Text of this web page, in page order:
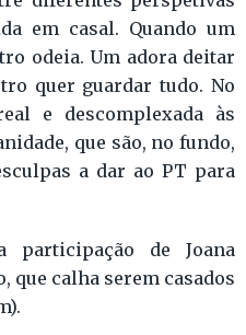
em casal. Quando um
odeia. Um adora deitar
quer guardar tudo. No
e descomplexada às
que são, no fundo,
a dar ao PT para
de Joana
que calha serem casados